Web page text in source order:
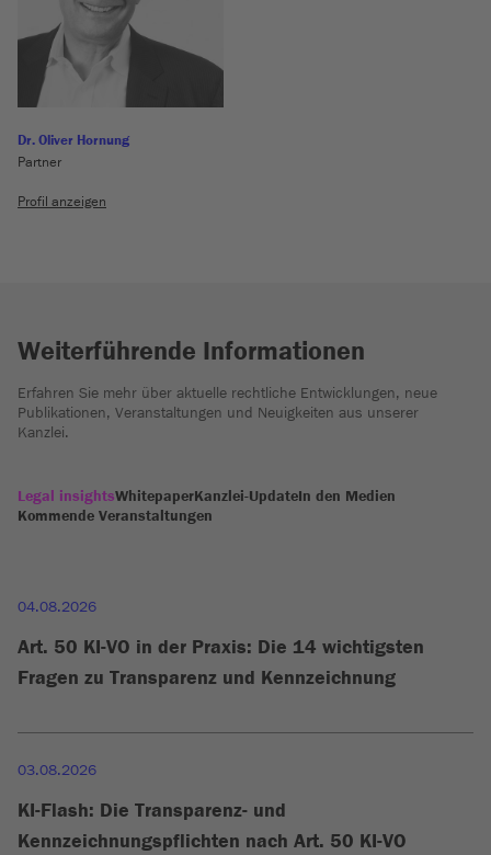
Dr. Oliver Hornung
Partner
Profil anzeigen
Weiterführende Informationen
Erfahren Sie mehr über aktuelle rechtliche Entwicklungen, neue
Publikationen, Veranstaltungen und Neuigkeiten aus unserer
Kanzlei.
Legal insightsWhitepaperKanzlei-UpdateIn den Medien
Kommende Veranstaltungen
04.08.2026
Art. 50 KI-VO in der Praxis: Die 14 wichtigsten
Fragen zu Transparenz und Kennzeichnung
03.08.2026
KI-Flash: Die Transparenz- und
Kennzeichnungspflichten nach Art. 50 KI-VO